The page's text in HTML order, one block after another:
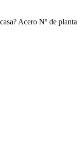
Acero Nº de